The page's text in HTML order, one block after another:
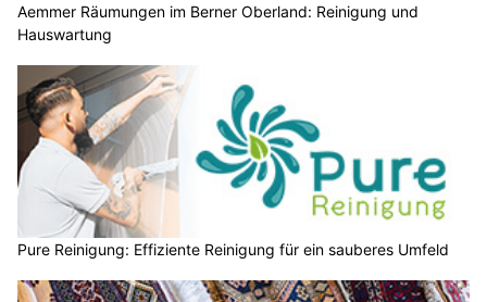
Aemmer Räumungen im Berner Oberland: Reinigung und
Hauswartung
Pure Reinigung: Effiziente Reinigung für ein sauberes Umfeld